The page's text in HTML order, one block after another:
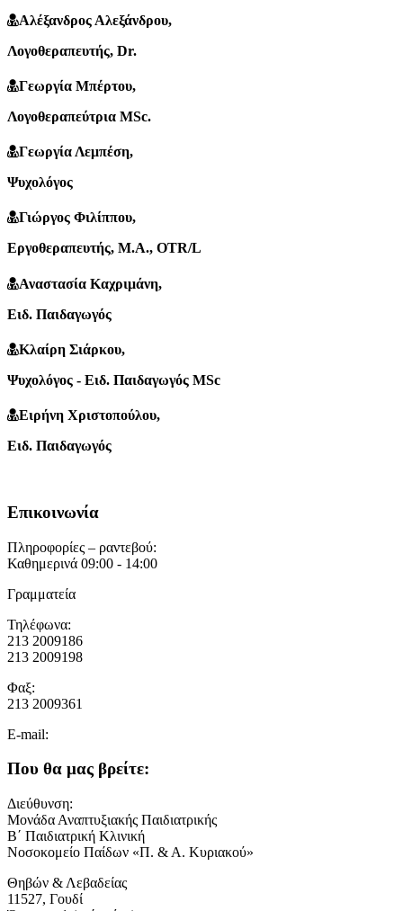
Αλέξανδρος Αλεξάνδρου,
Λογοθεραπευτής, Dr.
Γεωργία Μπέρτου,
Λογοθεραπεύτρια MSc.
Γεωργία Λεμπέση,
Ψυχολόγος
Γιώργος Φιλίππου,
Εργοθεραπευτής, M.A., OTR/L
Αναστασία Καχριμάνη,
Ειδ. Παιδαγωγός
Κλαίρη Σιάρκου,
Ψυχολόγος - Ειδ. Παιδαγωγός MSc
Ειρήνη Χριστοπούλου,
Ειδ. Παιδαγωγός
Επικοινωνία
Πληροφορίες – ραντεβού:
Καθημερινά 09:00 - 14:00
Γραμματεία
Τηλέφωνα:
213 2009186
213 2009198
Φαξ:
213 2009361
E-mail:
Που θα μας βρείτε:
Διεύθυνση:
Μονάδα Αναπτυξιακής Παιδιατρικής
Β΄ Παιδιατρική Κλινική
Νοσοκομείο Παίδων «Π. & Α. Κυριακού»
Θηβών & Λεβαδείας
11527, Γουδί